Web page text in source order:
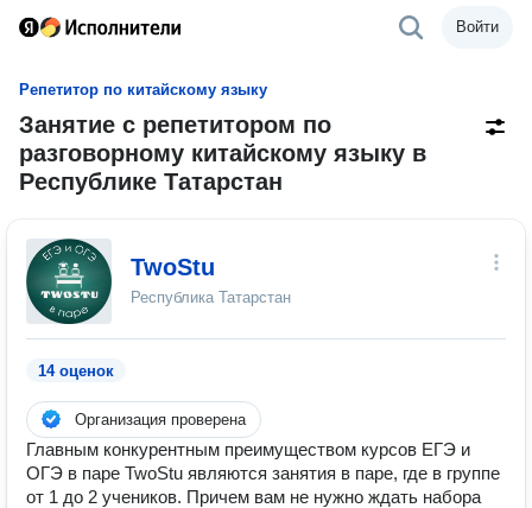
Войти
Репетитор по китайскому языку
Занятие с репетитором по
разговорному китайскому языку в
Республике Татарстан
TwoStu
Республика Татарстан
14 оценок
Организация проверена
Главным конкурентным преимуществом курсов ЕГЭ и
ОГЭ в паре TwoStu являются занятия в паре, где в группе
от 1 до 2 учеников. Причем вам не нужно ждать набора